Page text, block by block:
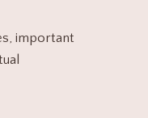
important